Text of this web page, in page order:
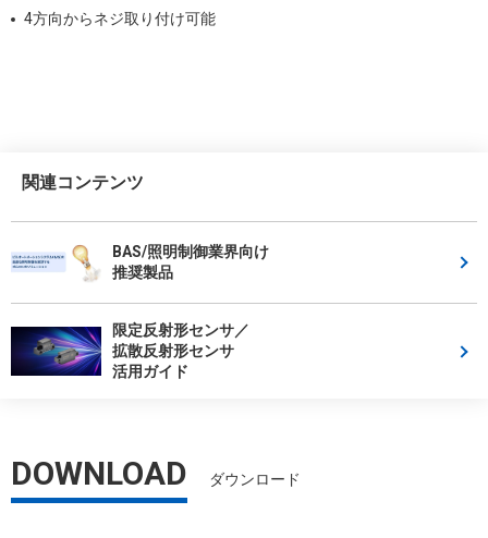
4方向からネジ取り付け可能
関連コンテンツ
BAS/照明制御業界向け
推奨製品
限定反射形センサ／
拡散反射形センサ
活用ガイド
DOWNLOAD ダウンロード